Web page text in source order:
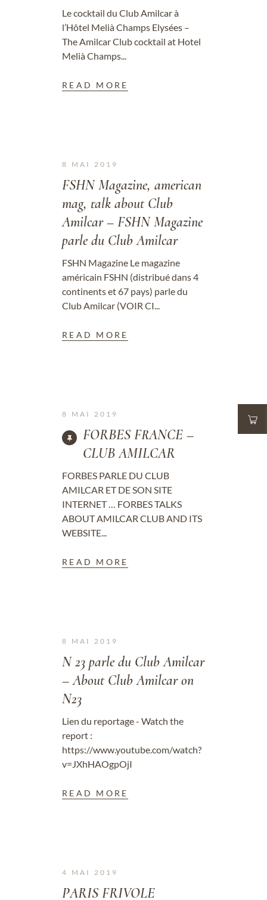
Le cocktail du Club Amilcar à
l’Hôtel Melià Champs Elysées –
The Amilcar Club cocktail at Hotel
Melià Champs...
READ MORE
8 MAI 2019
FSHN Magazine, american
mag, talk about Club
Amilcar – FSHN Magazine
parle du Club Amilcar
FSHN Magazine Le magazine
américain FSHN (distribué dans 4
continents et 67 pays) parle du
Club Amilcar (VOIR CI...
READ MORE
8 MAI 2019
FORBES FRANCE –
CLUB AMILCAR
FORBES PARLE DU CLUB
AMILCAR ET DE SON SITE
INTERNET … FORBES TALKS
ABOUT AMILCAR CLUB AND ITS
WEBSITE...
READ MORE
8 MAI 2019
N 23 parle du Club Amilcar
– About Club Amilcar on
N23
Lien du reportage - Watch the
report :
https://www.youtube.com/watch?
v=JXhHAOgpOjI
READ MORE
4 MAI 2019
PARIS FRIVOLE